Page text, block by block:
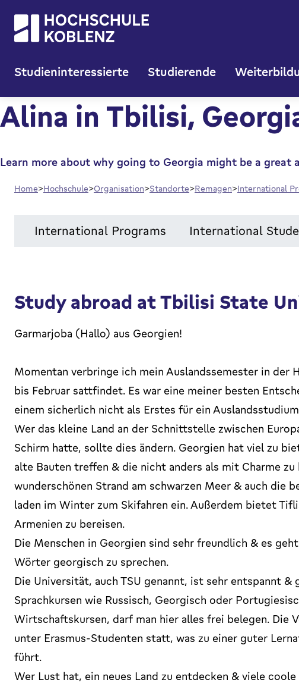
Studieninteressierte Studierende
Alina in Tbilisi,
Learn more about why going to Georgia might be a great
Home Hochschule Organisation Standorte Remagen International
International Programs International
Study abroad at Tbilisi State
Garmarjoba (Hallo) aus Georgien!
Momentan verbringe ich mein Auslandssemester in
bis Februar sattfindet. Es war eine meiner besten
einem sicherlich nicht als Erstes für ein
Wer das kleine Land an der Schnittstelle zwischen
Schirm hatte, sollte dies ändern. Georgien hat viel zu
alte Bauten treffen & die nicht anders als mit Charme
wunderschönen Strand am schwarzen Meer & auch die
laden im Winter zum Skifahren ein. Außerdem bietet
Armenien zu bereisen.
Die Menschen in Georgien sind sehr freundlich & es
Wörter georgisch zu sprechen.
Die Universität, auch TSU genannt, ist sehr entspannt
Sprachkursen wie Russisch, Georgisch oder
Wirtschaftskursen, darf man hier alles frei belegen. Die
unter Erasmus-Studenten statt, was zu einer guter
führt.
Wer Lust hat, ein neues Land zu entdecken & viele